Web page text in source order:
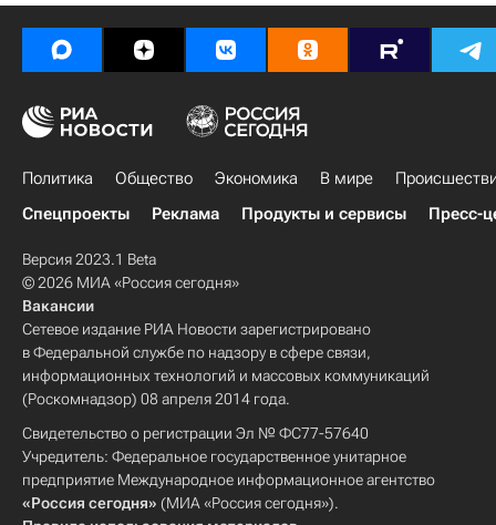
Политика Общество Экономика В мире
Спецпроекты
Реклама Продукты и сервисы Пресс-
Версия 2023.1 Beta
© 2026 МИА «Россия сегодня»
Вакансии
Сетевое издание РИА Новости зарегистрировано
в Федеральной службе по надзору в сфере связи,
информационных технологий и массовых коммуникаций
(Роскомнадзор) 08 апреля 2014 года.
Свидетельство о регистрации Эл № ФС77-57640
Учредитель: Федеральное государственное унитарное
предприятие Международное информационное агентство
«Россия сегодня» (МИА «Россия сегодня»).